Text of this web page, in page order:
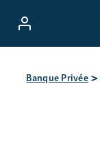
Banque Privée